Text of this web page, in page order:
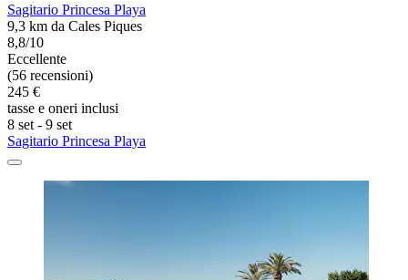
Sagitario Princesa Playa
9,3 km da Cales Piques
8,8/10
Eccellente
(56 recensioni)
245 €
tasse e oneri inclusi
8 set - 9 set
Sagitario Princesa Playa